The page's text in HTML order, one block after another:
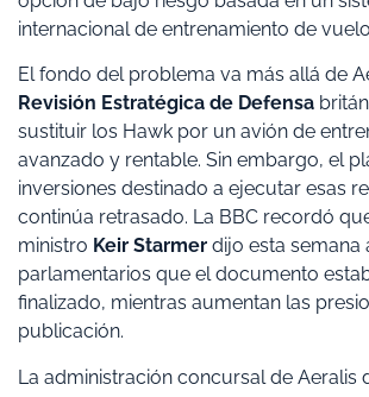
internacional de entrenamiento de
El fondo del problema va más allá de
Revisión Estratégica de Defensa
sustituir los Hawk por un avión de
avanzado y rentable. Sin embargo, el
inversiones destinado a ejecutar esas
continúa retrasado. La BBC recordó
ministro Keir Starmer dijo esta semana
parlamentarios que el documento
finalizado, mientras aumentan las
publicación.
La administración concursal de Aeralis